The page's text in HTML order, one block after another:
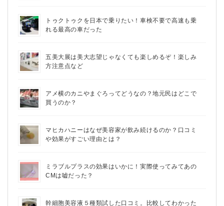
トゥクトゥクを日本で乗りたい！車検不要で高速も乗
れる最高の車だった
五美大展は美大志望じゃなくても楽しめるぞ！楽しみ
方注意点など
アメ横のカニやまぐろってどうなの？地元民はどこで
買うのか？
マヒカハニーはなぜ美容家が飲み続けるのか？口コミ
や効果がすごい理由とは？
ミラブルプラスの効果はいかに！実際使ってみてあの
CMは嘘だった？
幹細胞美容液５種類試した口コミ。比較してわかった